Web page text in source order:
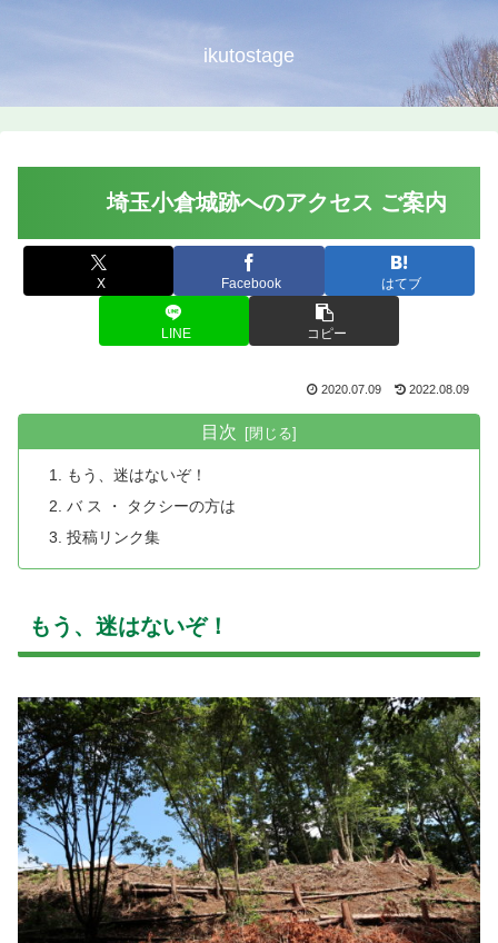
ikutostage
埼玉小倉城跡へのアクセス ご案内
X Facebook はてブ
LINE コピー
2020.07.09 2022.08.09
目次
もう、迷はないぞ！
バ ス ・ タクシーの方は
投稿リンク集
もう、迷はないぞ！